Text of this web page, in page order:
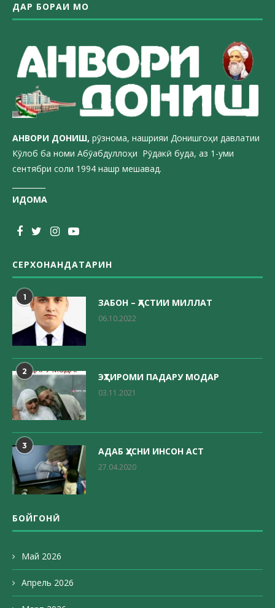
ДАР БОРАИ МО
АНВОРИ ДОНИШ, рӯзнома, нашрияи Донишгоҳи давлатии
Кӯлоб ба номи Абӯабдуллоҳи Рӯдакӣ буда, аз 1-уми
сентябри соли 1994 нашр мешавад.
ИДОМА
СЕРХОНАНДАТАРИН
1 ЗАБОН – ҲАСТИИ МИЛЛАТ
06.10.2022
2 ЭҲТИРОМИ ПАДАРУ МОДАР
03.11.2021
3 АДАБ ҲУСНИ ИНСОН АСТ
27.04.2020
БОЙГОНӢ
Май 2026
Апрель 2026